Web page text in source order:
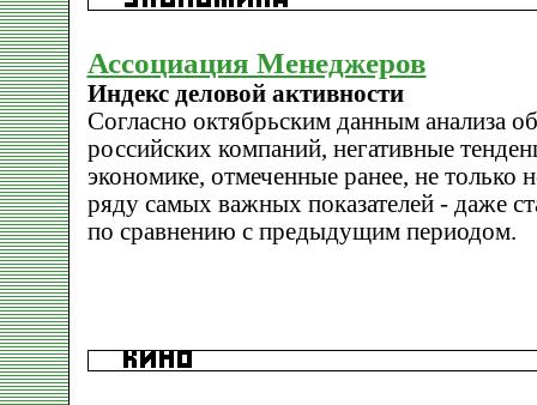
Ассоциация Менеджеров
Индекс деловой активности
Согласно октябрьским данным анализа
российских компаний, негативные
экономике, отмеченные ранее, не только
ряду самых важных показателей - даже
по сравнению с предыдущим периодом.